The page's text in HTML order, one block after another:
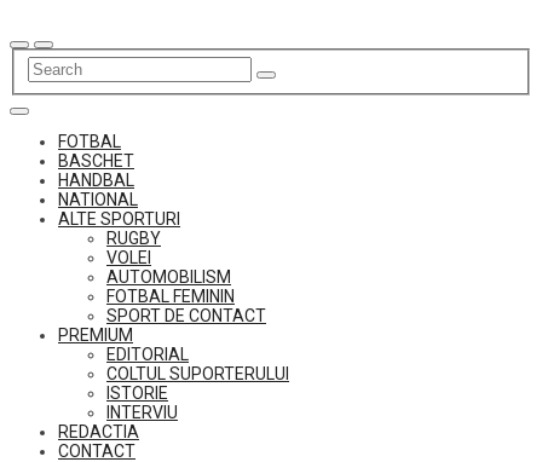
to
content
FOTBAL
BASCHET
HANDBAL
NATIONAL
ALTE SPORTURI
RUGBY
VOLEI
AUTOMOBILISM
FOTBAL FEMININ
SPORT DE CONTACT
PREMIUM
EDITORIAL
COLTUL SUPORTERULUI
ISTORIE
INTERVIU
REDACTIA
CONTACT